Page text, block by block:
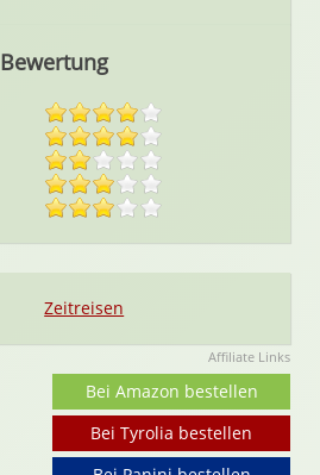
Bewertung
Zeitreisen
Affiliate Links
Bei Amazon bestellen
Bei Tyrolia bestellen